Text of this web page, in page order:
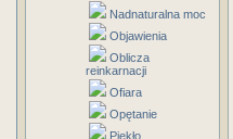
Nadnaturalna moc
Objawienia
Oblicza
reinkarnacji
Ofiara
Opętanie
Piekło